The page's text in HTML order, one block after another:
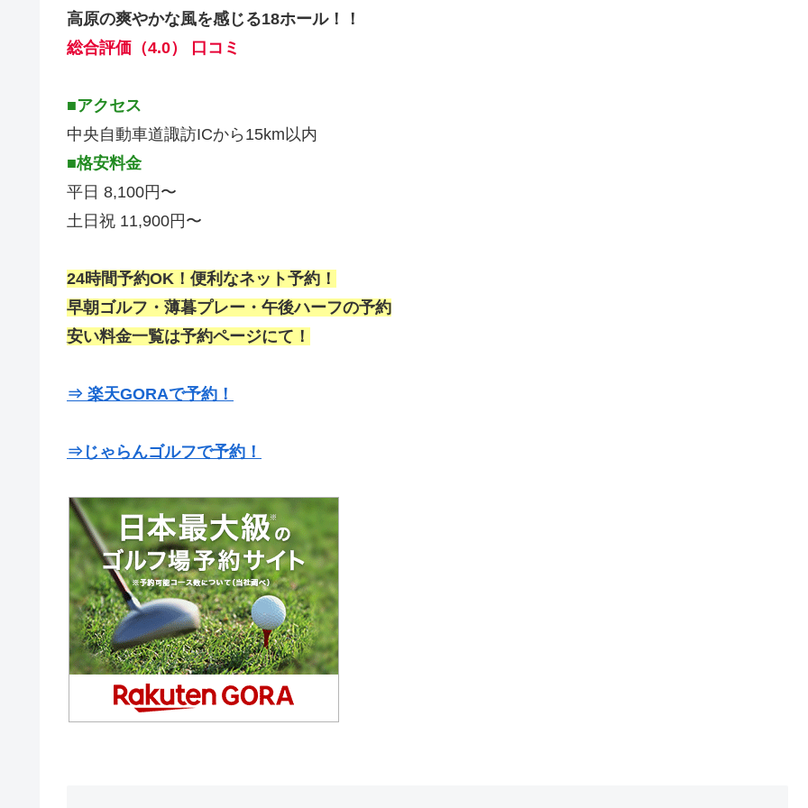
高原の爽やかな風を感じる18ホール！！
総合評価（4.0） 口コミ
■アクセス
中央自動車道諏訪ICから15km以内
■格安料金
平日 8,100円〜
土日祝 11,900円〜
24時間予約OK！便利なネット予約！
早朝ゴルフ・薄暮プレー・午後ハーフの予約
安い料金一覧は予約ページにて！
⇒ 楽天GORAで予約！
⇒じゃらんゴルフで予約！